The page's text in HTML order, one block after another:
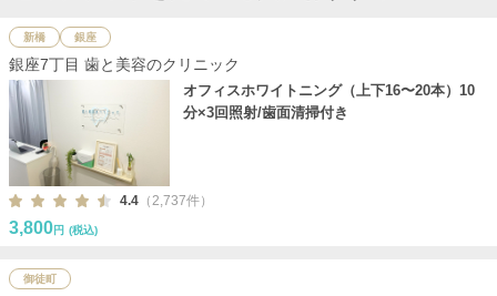
新橋 銀座
銀座7丁目 歯と美容のクリニック
オフィスホワイトニング（上下16〜20本）10
分×3回照射/歯面清掃付き
4.4 （2,737件）
3,800円 (税込)
御徒町